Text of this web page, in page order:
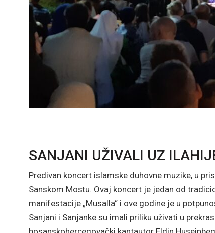
SANJANI UŽIVALI UZ
Predivan koncert islamske duhovne muzike, u
Sanskom Mostu. Ovaj koncert je jedan od
manifestacije „Musalla“ i ove godine je u
Sanjani i Sanjanke su imali priliku uživati u